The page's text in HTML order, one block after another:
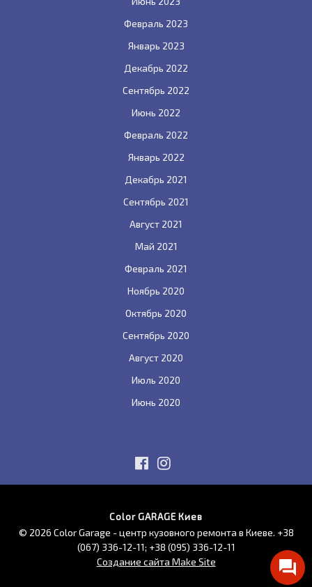
Февраль 2023
Январь 2023
Декабрь 2022
Сентябрь 2022
Июнь 2022
Февраль 2022
Январь 2022
Декабрь 2021
Сентябрь 2021
Август 2021
Май 2021
Февраль 2021
Ноябрь 2020
Октябрь 2020
Сентябрь 2020
Август 2020
Июль 2020
Июнь 2020
Color GARAGE Киев
© 2026 Color Garage - центр кузовного ремонта в Киеве. +38
(067) 336-12-11; +38 (095) 336-12-11
Создание сайта Make Site